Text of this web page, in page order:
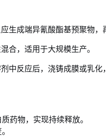
生成端异氰酸酯基预聚物
合，适用于大规模生产。
中反应后，浇铸成膜或乳化
药物，实现持续释放。